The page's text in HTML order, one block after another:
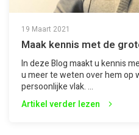
19 Maart 2021
Maak kennis met de
In deze Blog maakt u kennis
u meer te weten over hem op
persoonlijke vlak. ...
Artikel verder lezen